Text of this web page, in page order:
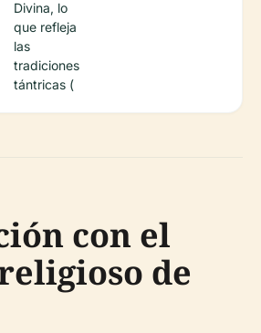
Divina, lo
que refleja
las
tradiciones
tántricas (
con el
de